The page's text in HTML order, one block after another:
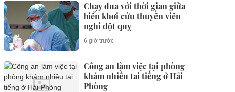
Chạy đua với thời gian giữa
biển khơi cứu thuyền viên
nghi đột quỵ
6 giờ trước
Công an làm việc tại phòng
khám nhiều tai tiếng ở Hải
Phòng